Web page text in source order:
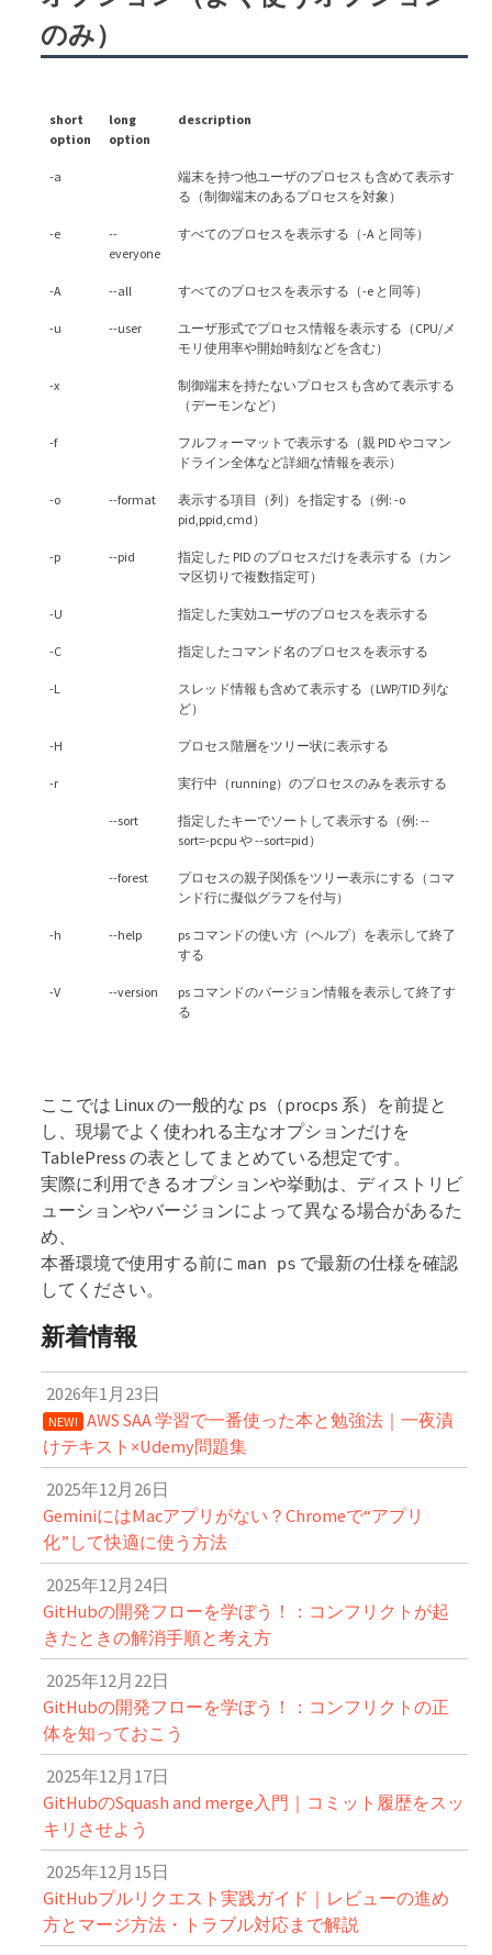
のみ）
short
option
long
option
description
-a
端末を持つ他ユーザのプロセスも含めて表示す
る（制御端末のあるプロセスを対象）
-e
--
everyone
すべてのプロセスを表示する（-A と同等）
-A --all すべてのプロセスを表示する（-e と同等）
-u --user
ユーザ形式でプロセス情報を表示する（CPU/メ
モリ使用率や開始時刻などを含む）
-x
制御端末を持たないプロセスも含めて表示する
（デーモンなど）
-f
フルフォーマットで表示する（親 PID やコマン
ドライン全体など詳細な情報を表示）
-o --format
表示する項目（列）を指定する（例: -o
pid,ppid,cmd）
-p --pid
指定した PID のプロセスだけを表示する（カン
マ区切りで複数指定可）
-U 指定した実効ユーザのプロセスを表示する
-C 指定したコマンド名のプロセスを表示する
-L
スレッド情報も含めて表示する（LWP/TID 列な
ど）
-H プロセス階層をツリー状に表示する
-r 実行中（running）のプロセスのみを表示する
--sort
指定したキーでソートして表示する（例: --
sort=-pcpu や --sort=pid）
--forest
プロセスの親子関係をツリー表示にする（コマ
ンド行に擬似グラフを付与）
-h --help
ps コマンドの使い方（ヘルプ）を表示して終了
する
-V --version
ps コマンドのバージョン情報を表示して終了す
る
ここでは Linux の一般的な ps（procps 系）を前提と
し、現場でよく使われる主なオプションだけを
TablePress の表としてまとめている想定です。
実際に利用できるオプションや挙動は、ディストリビ
ューションやバージョンによって異なる場合があるた
め、
本番環境で使用する前に man ps で最新の仕様を確認
してください。
新着情報
2026年1月23日
NEW! AWS SAA 学習で一番使った本と勉強法｜一夜漬
けテキスト×Udemy問題集
2025年12月26日
GeminiにはMacアプリがない？Chromeで“アプリ
化”して快適に使う方法
2025年12月24日
GitHubの開発フローを学ぼう！：コンフリクトが起
きたときの解消手順と考え方
2025年12月22日
GitHubの開発フローを学ぼう！：コンフリクトの正
体を知っておこう
2025年12月17日
GitHubのSquash and merge入門｜コミット履歴をスッ
キリさせよう
2025年12月15日
GitHubプルリクエスト実践ガイド｜レビューの進め
方とマージ方法・トラブル対応まで解説